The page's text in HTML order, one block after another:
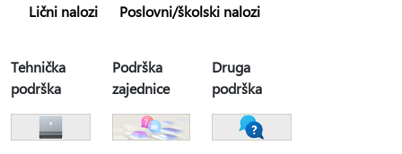
Lični nalozi Poslovni/školski nalozi
Tehnička
podrška
Podrška
zajednice
Druga
podrška